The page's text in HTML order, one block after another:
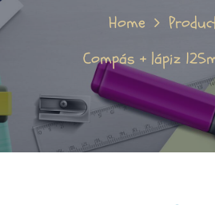
Home
Compás + lápiz